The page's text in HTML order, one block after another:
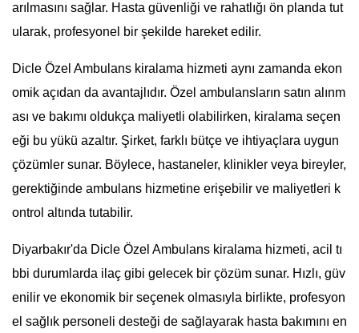
arılmasını sağlar. Hasta güvenliği ve rahatlığı ön planda tut
ularak, profesyonel bir şekilde hareket edilir.
Dicle Özel Ambulans kiralama hizmeti aynı zamanda ekon
omik açıdan da avantajlıdır. Özel ambulansların satın alınm
ası ve bakımı oldukça maliyetli olabilirken, kiralama seçen
eği bu yükü azaltır. Şirket, farklı bütçe ve ihtiyaçlara uygun
çözümler sunar. Böylece, hastaneler, klinikler veya bireyler,
gerektiğinde ambulans hizmetine erişebilir ve maliyetleri k
ontrol altında tutabilir.
Diyarbakır'da Dicle Özel Ambulans kiralama hizmeti, acil tı
bbi durumlarda ilaç gibi gelecek bir çözüm sunar. Hızlı, güv
enilir ve ekonomik bir seçenek olmasıyla birlikte, profesyon
el sağlık personeli desteği de sağlayarak hasta bakımını en